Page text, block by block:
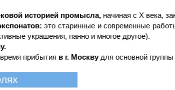
историей промысла, начиная с X века,
это старинные и современные
украшения, панно и многое другое).
прибытия в г. Москву для основной